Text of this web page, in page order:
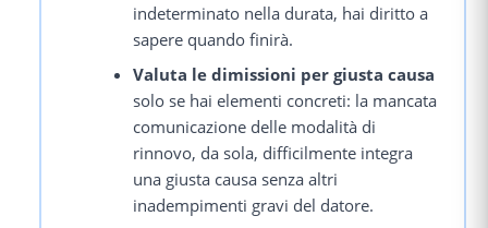
indeterminato nella durata, hai diritto a
sapere quando finirà.
Valuta le dimissioni per giusta causa
solo se hai elementi concreti: la mancata
comunicazione delle modalità di
rinnovo, da sola, difficilmente integra
una giusta causa senza altri
inadempimenti gravi del datore.